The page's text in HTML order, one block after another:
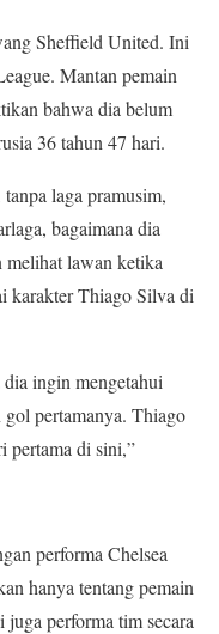
Sheffield United. Ini
Mantan pemain
bahwa dia belum
36 tahun 47 hari.
laga pramusim,
bagaimana dia
melihat lawan ketika
karakter Thiago Silva di
ingin mengetahui
pertamanya. Thiago
pertama di sini,”
performa Chelsea
hanya tentang pemain
performa tim secara